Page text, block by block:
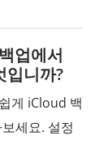
업에서
입니까?
게 iCloud 백
세요. 설정